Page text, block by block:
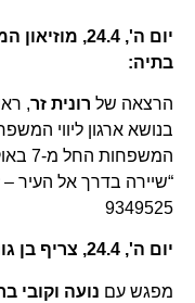
יום ה', 24.4,
בתיה:
הרצאה של רונית זר,
בנושא ארגון ליווי
9349525
יום ה', 24.4, צריף בן גוריון בשדה בוקר:
מפגש עם נועה וקובי